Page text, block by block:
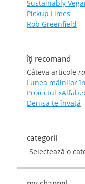
Sustainably
Pickup Limes
Rob Greenfield
îţi recomand
Câteva articole
Lunea mâinilor
Proiectul
Denisa te învaţă
categorii
categorii